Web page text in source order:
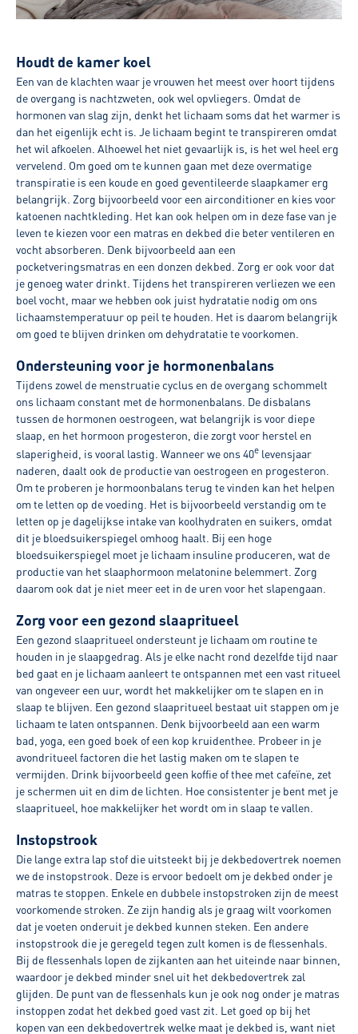
Houdt de kamer koel
Een van de klachten waar je vrouwen het meest over hoort tijdens
de overgang is nachtzweten, ook wel opvliegers. Omdat de
hormonen van slag zijn, denkt het lichaam soms dat het warmer is
dan het eigenlijk echt is. Je lichaam begint te transpireren omdat
het wil afkoelen. Alhoewel het niet gevaarlijk is, is het wel heel erg
vervelend. Om goed om te kunnen gaan met deze overmatige
transpiratie is een koude en goed geventileerde slaapkamer erg
belangrijk. Zorg bijvoorbeeld voor een airconditioner en kies voor
katoenen nachtkleding. Het kan ook helpen om in deze fase van je
leven te kiezen voor een matras en dekbed die beter ventileren en
vocht absorberen. Denk bijvoorbeeld aan een
pocketveringsmatras en een donzen dekbed. Zorg er ook voor dat
je genoeg water drinkt. Tijdens het transpireren verliezen we een
boel vocht, maar we hebben ook juist hydratatie nodig om ons
lichaamstemperatuur op peil te houden. Het is daarom belangrijk
om goed te blijven drinken om dehydratatie te voorkomen.
Ondersteuning voor je hormonenbalans
Tijdens zowel de menstruatie cyclus en de overgang schommelt
ons lichaam constant met de hormonenbalans. De disbalans
tussen de hormonen oestrogeen, wat belangrijk is voor diepe
slaap, en het hormoon progesteron, die zorgt voor herstel en
slaperigheid, is vooral lastig. Wanneer we ons 40e levensjaar
naderen, daalt ook de productie van oestrogeen en progesteron.
Om te proberen je hormoonbalans terug te vinden kan het helpen
om te letten op de voeding. Het is bijvoorbeeld verstandig om te
letten op je dagelijkse intake van koolhydraten en suikers, omdat
dit je bloedsuikerspiegel omhoog haalt. Bij een hoge
bloedsuikerspiegel moet je lichaam insuline produceren, wat de
productie van het slaaphormoon melatonine belemmert. Zorg
daarom ook dat je niet meer eet in de uren voor het slapengaan.
Zorg voor een gezond slaapritueel
Een gezond slaapritueel ondersteunt je lichaam om routine te
houden in je slaapgedrag. Als je elke nacht rond dezelfde tijd naar
bed gaat en je lichaam aanleert te ontspannen met een vast ritueel
van ongeveer een uur, wordt het makkelijker om te slapen en in
slaap te blijven. Een gezond slaapritueel bestaat uit stappen om je
lichaam te laten ontspannen. Denk bijvoorbeeld aan een warm
bad, yoga, een goed boek of een kop kruidenthee. Probeer in je
avondritueel factoren die het lastig maken om te slapen te
vermijden. Drink bijvoorbeeld geen koffie of thee met cafeïne, zet
je schermen uit en dim de lichten. Hoe consistenter je bent met je
slaapritueel, hoe makkelijker het wordt om in slaap te vallen.
Instopstrook
Die lange extra lap stof die uitsteekt bij je dekbedovertrek noemen
we de instopstrook. Deze is ervoor bedoelt om je dekbed onder je
matras te stoppen. Enkele en dubbele instopstroken zijn de meest
voorkomende stroken. Ze zijn handig als je graag wilt voorkomen
dat je voeten onderuit je dekbed kunnen steken. Een andere
instopstrook die je geregeld tegen zult komen is de flessenhals.
Bij de flessenhals lopen de zijkanten aan het uiteinde naar binnen,
waardoor je dekbed minder snel uit het dekbedovertrek zal
glijden. De punt van de flessenhals kun je ook nog onder je matras
instoppen zodat het dekbed goed vast zit. Let goed op bij het
kopen van een dekbedovertrek welke maat je dekbed is, want niet